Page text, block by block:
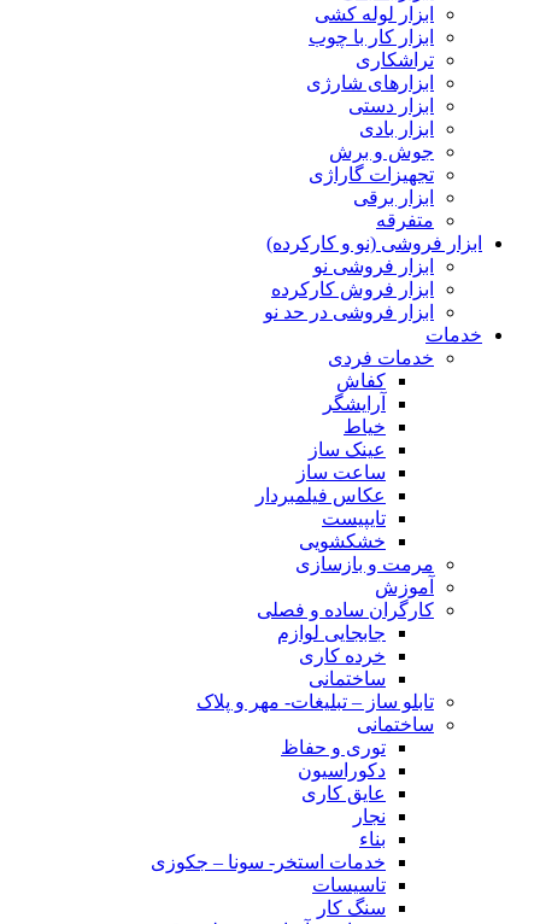
ابزار لوله کشی
ابزار کار با چوب
تراشکاری
ابزارهای شارژی
ابزار دستی
ابزار بادی
جوش و برش
تجهیزات گاراژی
ابزار برقی
متفرقه
ابزار فروشی (نو و کارکرده)
ابزار فروشی نو
ابزار فروش کارکرده
ابزار فروشی در حد نو
خدمات
خدمات فردی
کفاش
آرایشگر
خیاط
عینک ساز
ساعت ساز
عکاس فیلمبردار
تایپیست
خشکشویی
مرمت و بازسازی
آموزش
کارگران ساده و فصلی
جابجایی لوازم
خرده کاری
ساختمانی
تابلو ساز – تبلیغات- مهر و پلاک
ساختمانی
توری و حفاظ
دکوراسیون
عایق کاری
نجار
بناء
خدمات استخر- سونا – جکوزی
تاسیسات
سنگ کار